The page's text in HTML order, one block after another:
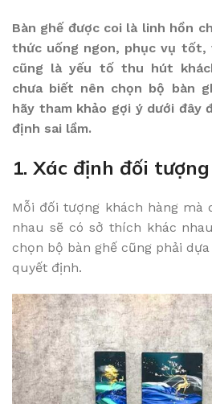
Bàn ghế được coi là linh hồn
thức uống ngon, phục vụ tốt,
cũng là yếu tố thu hút
chưa biết nên chọn bộ bàn
hãy tham khảo gợi ý dưới đây
định sai lầm.
1. Xác định đối
Mỗi đối tượng khách hàng mà
nhau sẽ có sở thích khác
chọn bộ bàn ghế cũng phải
quyết định.